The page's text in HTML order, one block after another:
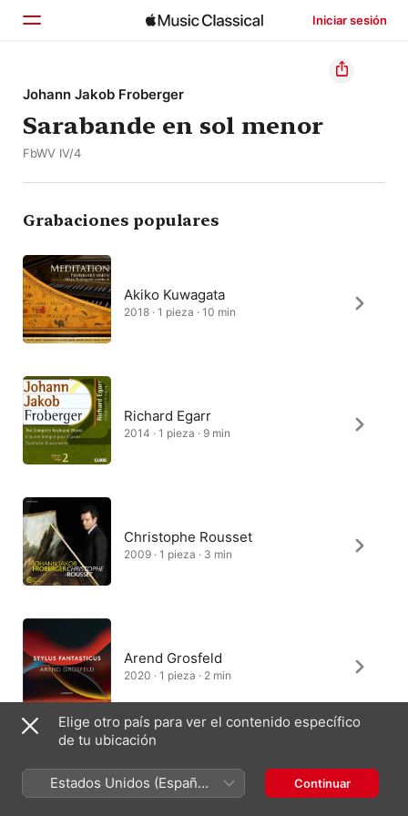
Iniciar sesión
Inicio
Explorar
Johann Jakob Froberger
Sarabande en sol menor
FbWV IV/4
Grabaciones populares
Akiko Kuwagata
2018 · 1 pieza · 10 min
Richard Egarr
2014 · 1 pieza · 9 min
Christophe Rousset
2009 · 1 pieza · 3 min
Arend Grosfeld
2020 · 1 pieza · 2 min
Byron Schenkman
2011 · 1 pieza · 2 min
Elige otro país para ver el contenido específico
de tu ubicación
Estados Unidos (Español
México)
Continuar